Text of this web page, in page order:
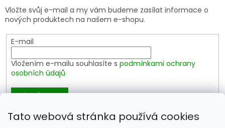
Tato webová stránka používá cookies
Vložte svůj e-mail a my vám budeme zasílat informace o
nových produktech na našem e-shopu.
E-mail
Vložením e-mailu souhlasíte s podmínkami ochrany
osobních údajů
PŘIHLÁSIT SE